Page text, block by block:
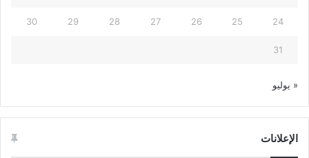
24
25
26
27
28
29
30
31
« يوليو
الإعلانات